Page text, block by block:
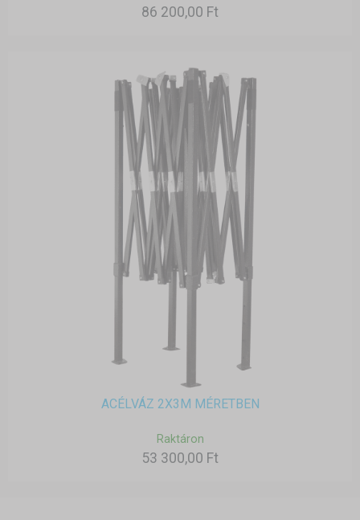
86 200,00 Ft
ACÉLVÁZ 2X3M MÉRETBEN
Raktáron
53 300,00 Ft